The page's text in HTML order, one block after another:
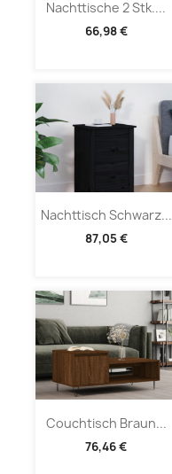
Nachttische 2 Stk....
66,98 €
Nachttisch Schwarz...
87,05 €
Couchtisch Braun...
76,46 €